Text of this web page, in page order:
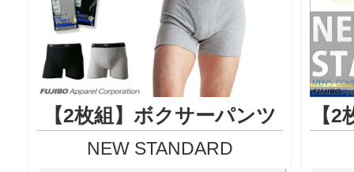
【2枚組】ボクサーパンツ
NEW STANDARD
【